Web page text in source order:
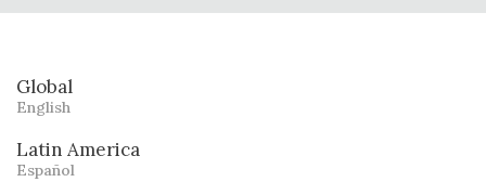
Global
English
Latin America
Español